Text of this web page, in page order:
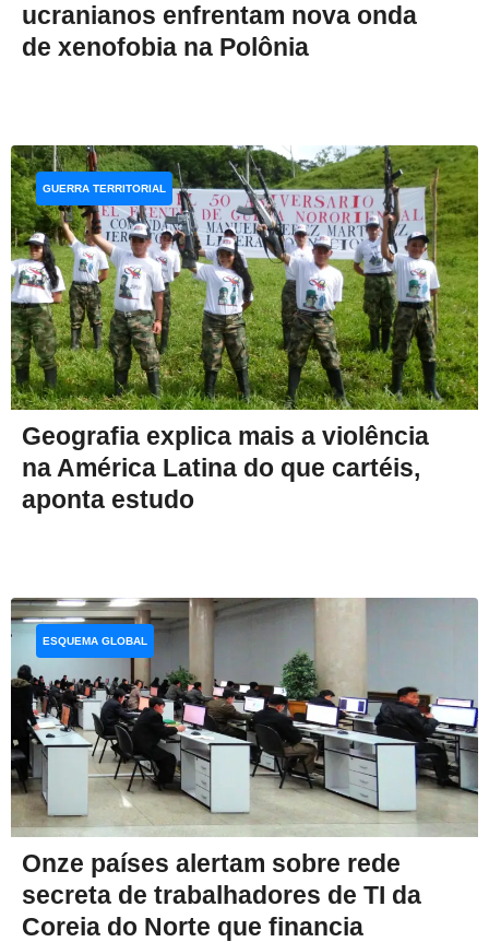
ucranianos enfrentam nova onda
de xenofobia na Polônia
Geografia explica mais a violência
na América Latina do que cartéis,
aponta estudo
GUERRA TERRITORIAL
Onze países alertam sobre rede
secreta de trabalhadores de TI da
Coreia do Norte que financia
ESQUEMA GLOBAL